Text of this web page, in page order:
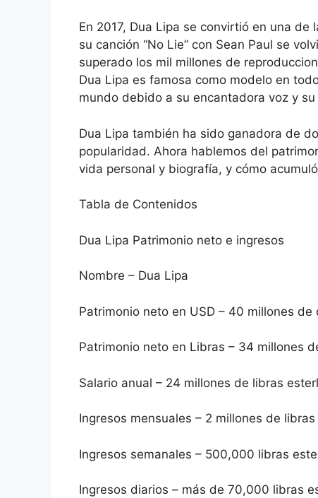
En 2017, Dua Lipa se convirtió en una
su canción “No Lie” con Sean Paul se
superado los mil millones de
Dua Lipa es famosa como modelo en
mundo debido a su encantadora voz y
Dua Lipa también ha sido ganadora de
popularidad. Ahora hablemos del
vida personal y biografía, y cómo
Tabla de Contenidos
Dua Lipa Patrimonio neto e ingresos
Nombre – Dua Lipa
Patrimonio neto en USD – 40 millones de
Patrimonio neto en Libras – 34 millones
Salario anual – 24 millones de libras
Ingresos mensuales – 2 millones de
Ingresos semanales – 500,000 libras
Ingresos diarios – más de 70,000 libras